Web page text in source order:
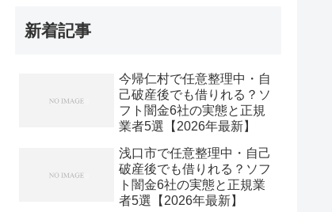
新着記事
今帰仁村で任意整理中・自
己破産後でも借りれる？ソ
フト闇金6社の実態と正規
業者5選【2026年最新】
浅口市で任意整理中・自己
破産後でも借りれる？ソフ
ト闇金6社の実態と正規業
者5選【2026年最新】